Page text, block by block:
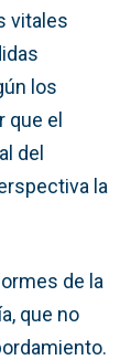
vitales
los
que el
del
la
de la
que no